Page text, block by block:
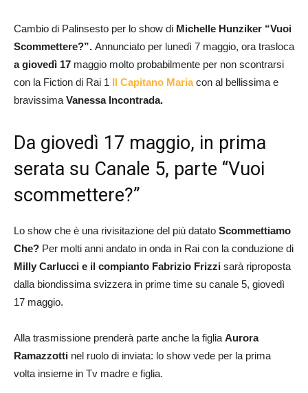
Cambio di Palinsesto per lo show di Michelle Hunziker “Vuoi
Scommettere?”. Annunciato per lunedì 7 maggio, ora trasloca
a giovedì 17 maggio molto probabilmente per non scontrarsi
con la Fiction di Rai 1 Il Capitano Mariacon al bellissima e
bravissimaVanessa Incontrada.
Da giovedì 17 maggio, in prima
serata su Canale 5, parte “Vuoi
scommettere?”
Lo show che è una rivisitazione del più datato Scommettiamo
Che? Per molti anni andato in onda in Rai con la conduzione di
Milly Carlucci e il compianto Fabrizio Frizzi sarà riproposta
dalla biondissima svizzera in prime time su canale 5, giovedì
17 maggio.
Alla trasmissione prenderà parte anche la figliaAurora
Ramazzotti nel ruolo di inviata: lo show vede per la prima
volta insieme in Tv madre e figlia.